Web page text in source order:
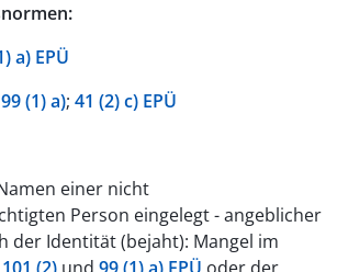
a) EPÜ
99 (1) a); 41 (2) c) EPÜ
einer nicht
Person eingelegt - angeblicher
der Identität (bejaht): Mangel im